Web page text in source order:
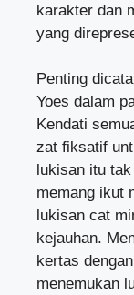
karakter dan
yang
Penting
Yoes dalam
Kendati
zat fiksatif
lukisan itu
memang ikut
lukisan cat
kejauhan.
kertas
menemukan